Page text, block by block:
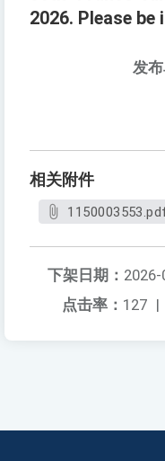
2026. Please be
发布
相关附件
下架日期：
点击率： 127 |